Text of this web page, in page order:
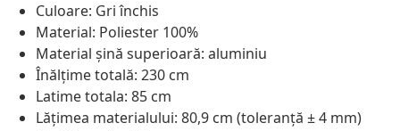
Culoare: Gri închis
Material: Poliester 100%
Material șină superioară: aluminiu
Înălțime totală: 230 cm
Latime totala: 85 cm
Lățimea materialului: 80,9 cm (toleranță ± 4 mm)